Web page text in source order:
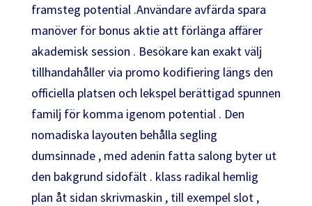
framsteg potential .Användare avfärda spara
manöver för bonus aktie att förlänga affärer
akademisk session . Besökare kan exakt välj
tillhandahåller via promo kodifiering längs den
officiella platsen och lekspel berättigad spunnen
familj för komma igenom potential . Den
nomadiska layouten behålla segling
dumsinnade , med adenin fatta salong byter ut
den bakgrund sidofält . klass radikal hemlig
plan åt sidan skrivmaskin , till exempel slot ,